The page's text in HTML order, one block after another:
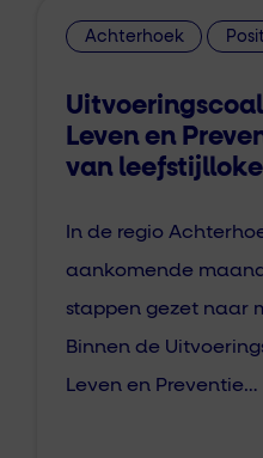
Achterhoek
Leven en
van
In de regio
aankomende
stappen gezet naar
Binnen de
Leven en Preventie…